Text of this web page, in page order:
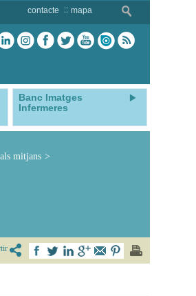
contacte mapa
Banc Imatges
Infermeres
mitjans